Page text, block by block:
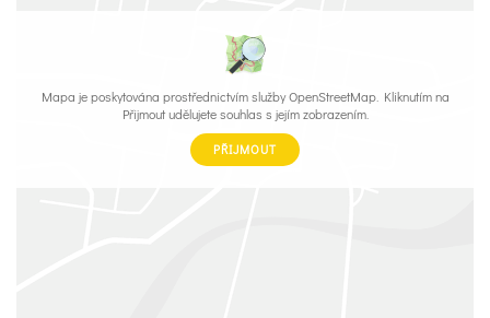
Mapa je poskytována prostřednictvím služby OpenStreetMap. Kliknutím na
Přijmout udělujete souhlas s jejím zobrazením.
PŘIJMOUT